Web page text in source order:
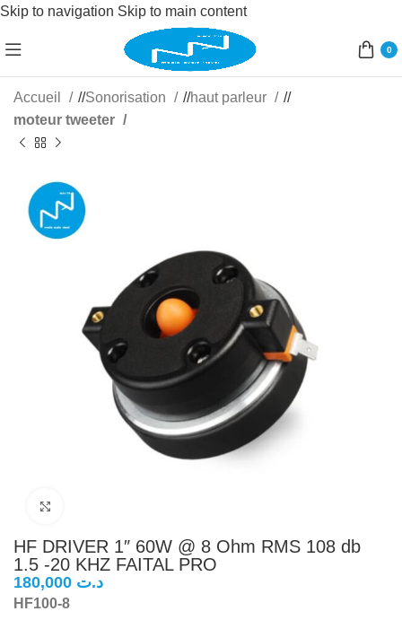
Skip to navigation Skip to main content
0
Accueil / Sonorisation / haut parleur
/
moteur tweeter
HF DRIVER 1″ 60W @ 8 Ohm RMS 108 db
1.5 -20 KHZ FAITAL PRO
د.ت
HF100-8